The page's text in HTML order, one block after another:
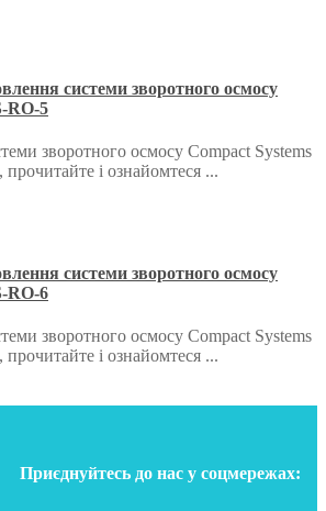
системи зворотного осмосу
RO-5
зворотного осмосу Compact Systems
і ознайомтеся ...
системи зворотного осмосу
RO-6
зворотного осмосу Compact Systems
і ознайомтеся ...
Приєднуйтесь до нас у соцмережах: